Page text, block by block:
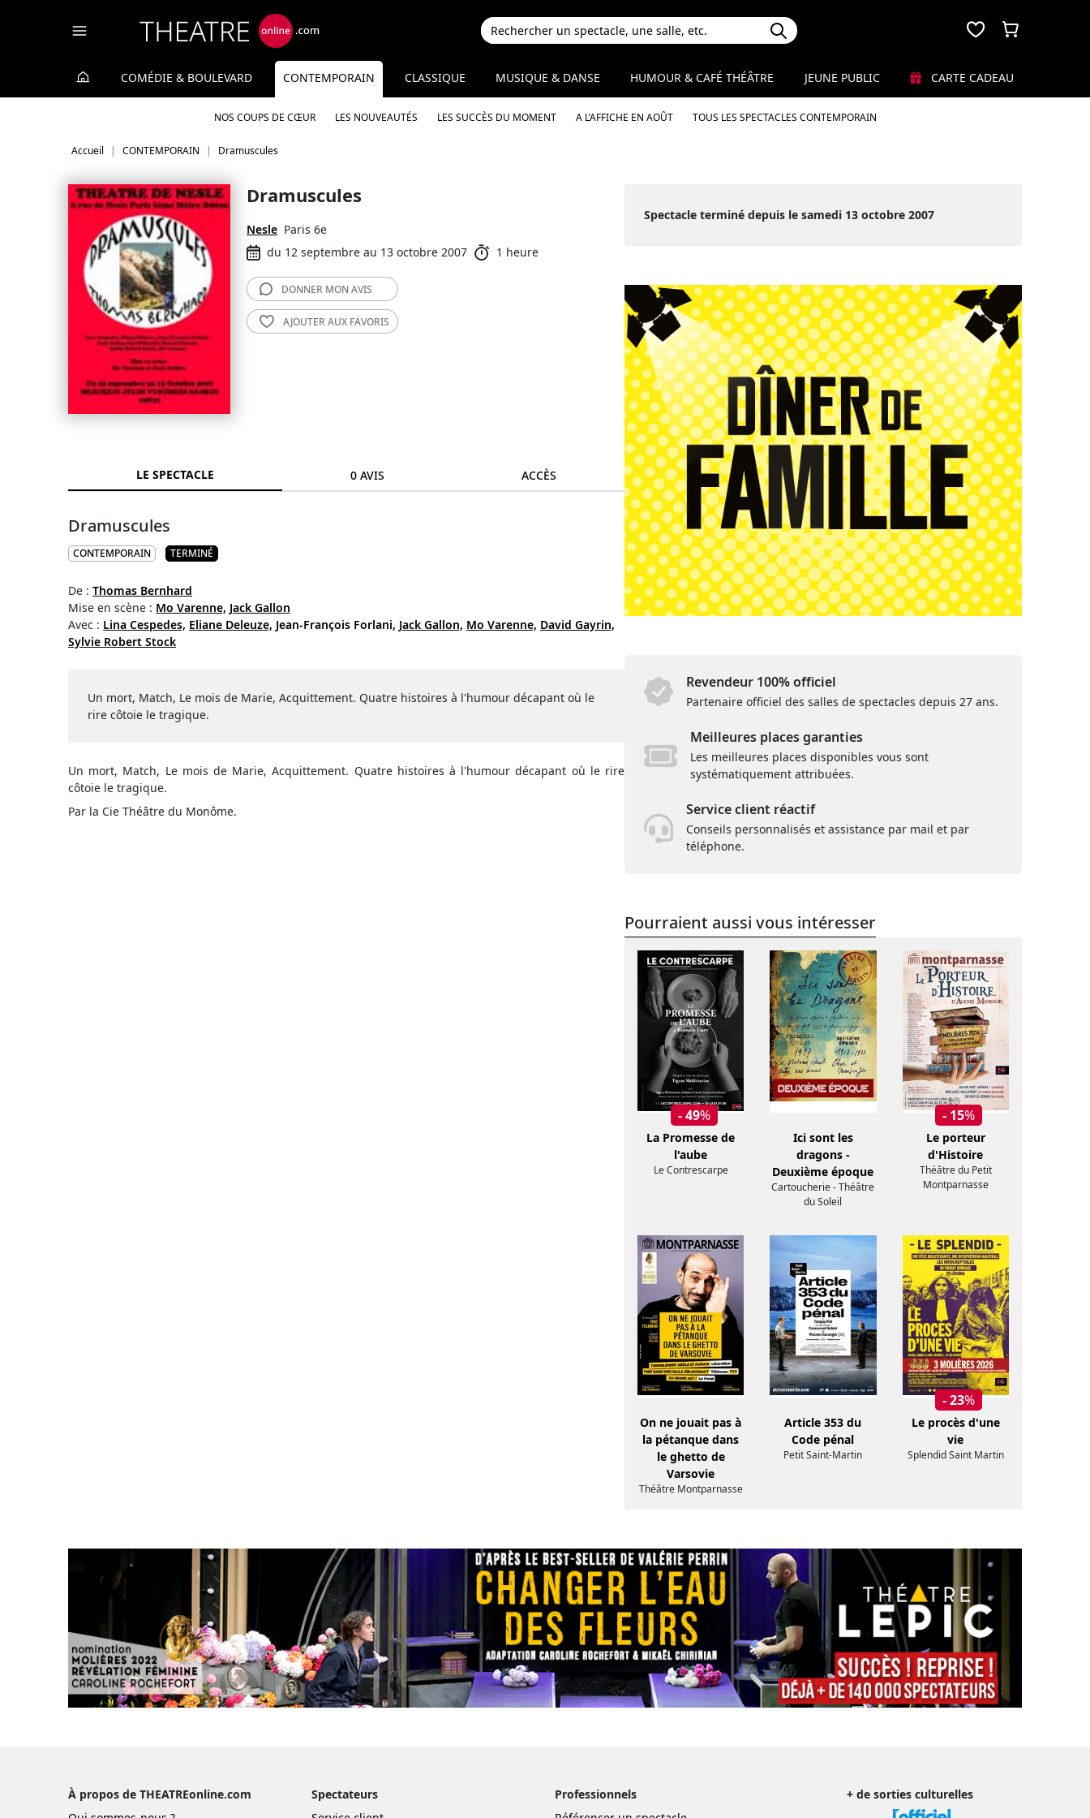
COMÉDIE & BOULEVARD CONTEMPORAIN
NOS COUPS DE CŒUR LES NOUVEAUTÉS LES SUCCÈS DU MOMENT A L’AFFICHE EN AOÛT TOUS LES SPECTACLES CONTEMPORAIN
CLASSIQUE MUSIQUE & DANSE HUMOUR & CAFÉ THÉÂTRE JEUNE PUBLIC CARTE CADEAU
Accueil CONTEMPORAIN Dramuscules
Dramuscules
Nesle Paris 6e
du 12 septembre au 13 octobre 2007
1 heure
DONNER MON AVIS
AJOUTER AUX FAVORIS
LE SPECTACLE 0 AVIS ACCÈS
Dramuscules
CONTEMPORAIN TERMINÉ
De : Thomas Bernhard
Mise en scène : Mo Varenne, Jack Gallon
Avec : Lina Cespedes, Eliane Deleuze, Jean-François Forlani, Jack Gallon, Mo Varenne, David Gayrin,
Sylvie Robert Stock
Un mort, Match, Le mois de Marie, Acquittement. Quatre histoires à l'humour décapant où le
rire côtoie le tragique.
Un mort, Match, Le mois de Marie, Acquittement. Quatre histoires à l'humour décapant où le rire
côtoie le tragique.
Par la Cie Théâtre du Monôme.
Spectacle terminé depuis le samedi 13 octobre 2007
Revendeur 100% officiel
Partenaire officiel des salles de spectacles depuis 27 ans.
Meilleures places garanties
Les meilleures places disponibles vous sont
systématiquement attribuées.
Service client réactif
Conseils personnalisés et assistance par mail et par
téléphone.
Pourraient aussi vous intéresser
- 49%
La Promesse de
l'aube
Le Contrescarpe
Ici sont les
dragons -
Deuxième époque
Cartoucherie - Théâtre
du Soleil
- 15%
Le porteur
d'Histoire
Théâtre du Petit
Montparnasse
On ne jouait pas à
la pétanque dans
le ghetto de
Varsovie
Théâtre Montparnasse
Article 353 du
Code pénal
Petit Saint-Martin
- 23%
Le procès d'une
vie
Splendid Saint Martin
À propos de THEATREonline.com
Spectateurs
Professionnels
+ de sorties culturelles